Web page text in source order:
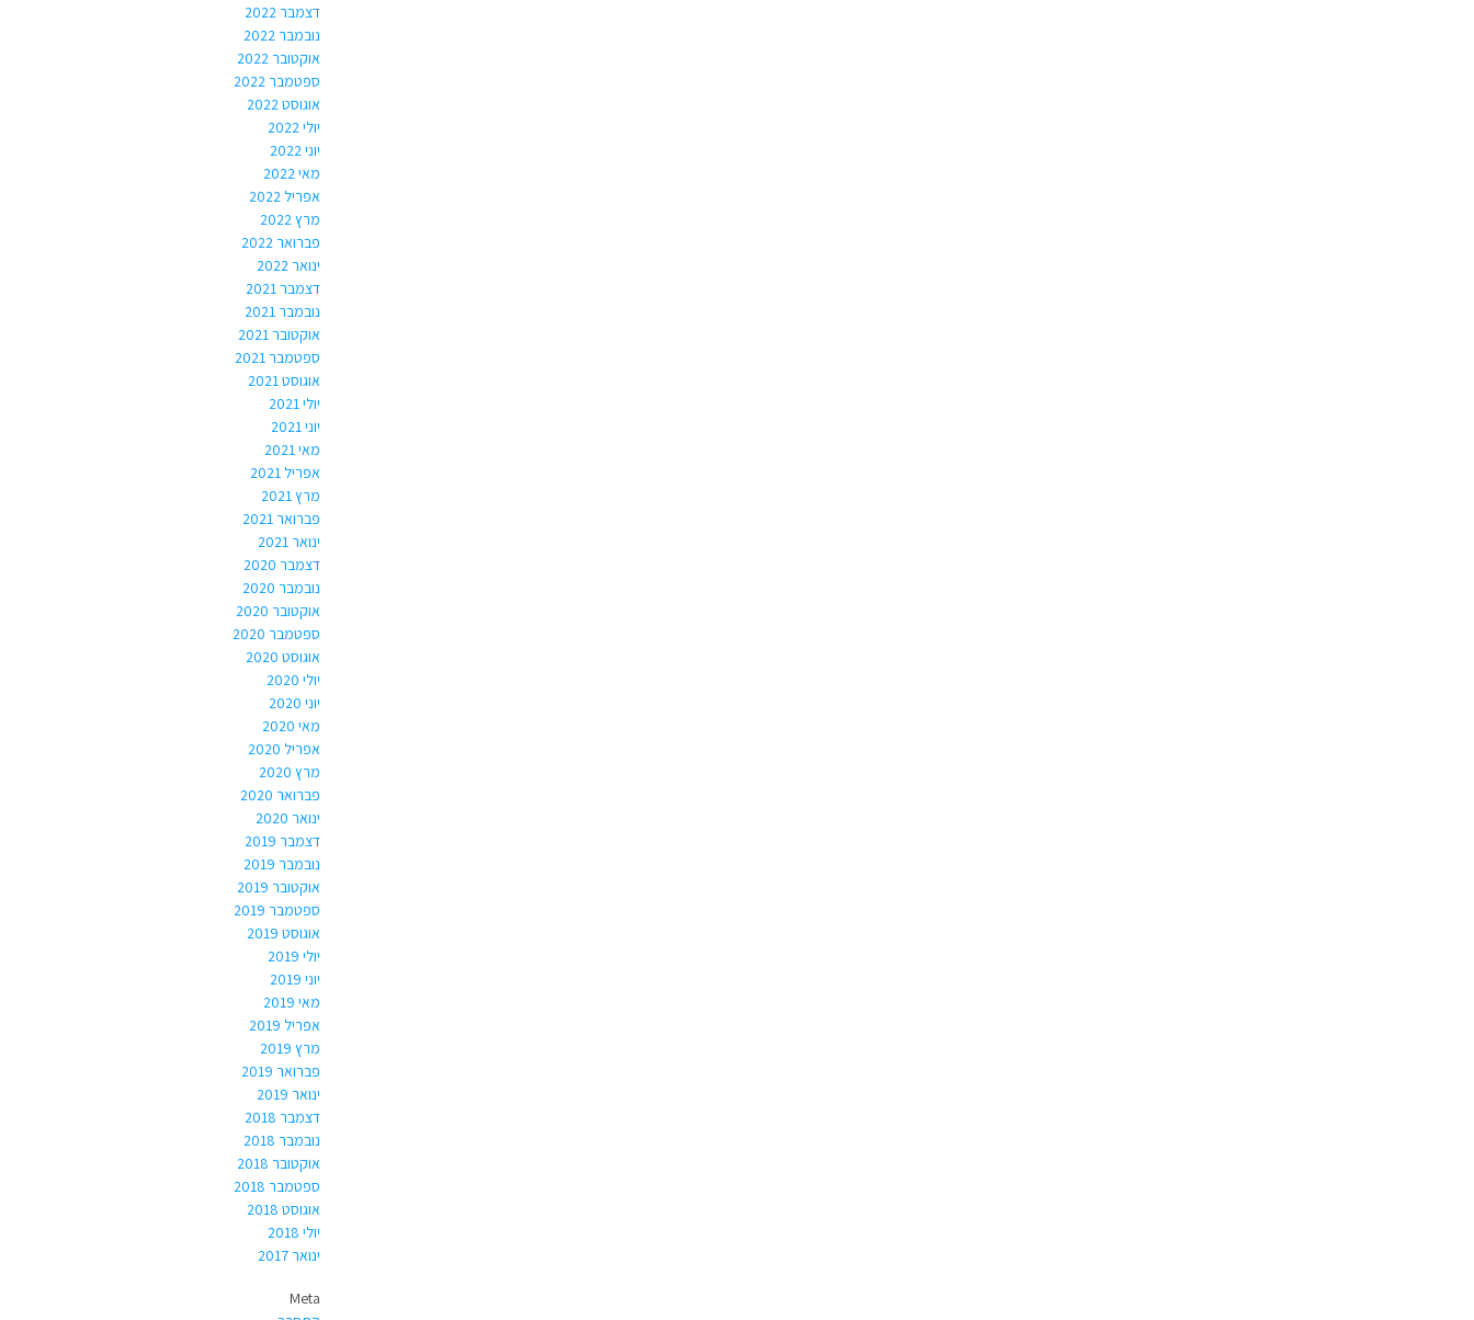
דצמבר 2022
נובמבר 2022
אוקטובר 2022
ספטמבר 2022
אוגוסט 2022
יולי 2022
יוני 2022
מאי 2022
אפריל 2022
מרץ 2022
פברואר 2022
ינואר 2022
דצמבר 2021
נובמבר 2021
אוקטובר 2021
ספטמבר 2021
אוגוסט 2021
יולי 2021
יוני 2021
מאי 2021
אפריל 2021
מרץ 2021
פברואר 2021
ינואר 2021
דצמבר 2020
נובמבר 2020
אוקטובר 2020
ספטמבר 2020
אוגוסט 2020
יולי 2020
יוני 2020
מאי 2020
אפריל 2020
מרץ 2020
פברואר 2020
ינואר 2020
דצמבר 2019
נובמבר 2019
אוקטובר 2019
ספטמבר 2019
אוגוסט 2019
יולי 2019
יוני 2019
מאי 2019
אפריל 2019
מרץ 2019
פברואר 2019
ינואר 2019
דצמבר 2018
נובמבר 2018
אוקטובר 2018
ספטמבר 2018
אוגוסט 2018
יולי 2018
ינואר 2017
Meta